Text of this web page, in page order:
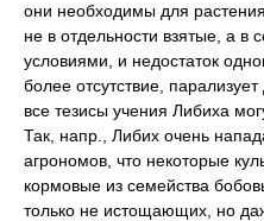
они необходимы для
не в отдельности взятые, а в
условиями, и недостаток
более отсутствие,
все тезисы учения Либиха
Так, напр., Либих очень
агрономов, что некоторые
кормовые из семейства
только не истощающих, но